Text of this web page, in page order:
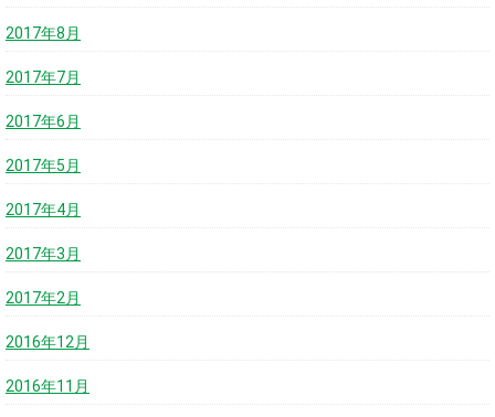
2017年8月
2017年7月
2017年6月
2017年5月
2017年4月
2017年3月
2017年2月
2016年12月
2016年11月